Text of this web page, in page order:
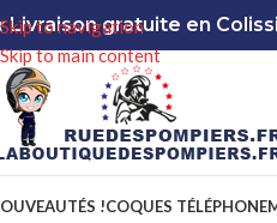
Skip to navigation
Skip to main content
Livraison gratuite en
!COQUES TÉLÉPHONE